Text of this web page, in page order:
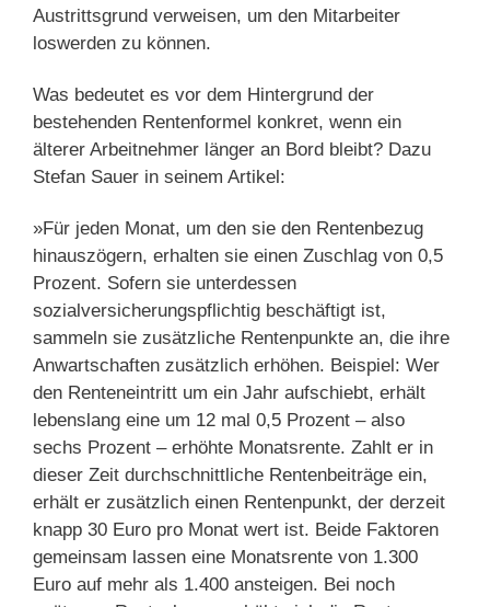
Austrittsgrund verweisen, um den Mitarbeiter
loswerden zu können.
Was bedeutet es vor dem Hintergrund der
bestehenden Rentenformel konkret, wenn ein
älterer Arbeitnehmer länger an Bord bleibt? Dazu
Stefan Sauer in seinem Artikel:
»Für jeden Monat, um den sie den Rentenbezug
hinauszögern, erhalten sie einen Zuschlag von 0,5
Prozent. Sofern sie unterdessen
sozialversicherungspflichtig beschäftigt ist,
sammeln sie zusätzliche Rentenpunkte an, die ihre
Anwartschaften zusätzlich erhöhen. Beispiel: Wer
den Renteneintritt um ein Jahr aufschiebt, erhält
lebenslang eine um 12 mal 0,5 Prozent – also
sechs Prozent – erhöhte Monatsrente. Zahlt er in
dieser Zeit durchschnittliche Rentenbeiträge ein,
erhält er zusätzlich einen Rentenpunkt, der derzeit
knapp 30 Euro pro Monat wert ist. Beide Faktoren
gemeinsam lassen eine Monatsrente von 1.300
Euro auf mehr als 1.400 ansteigen. Bei noch